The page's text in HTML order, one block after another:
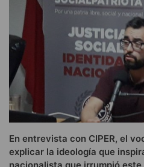
En entrevista con CIPER, el
explicar la ideología que
nacionalista que irrumpió